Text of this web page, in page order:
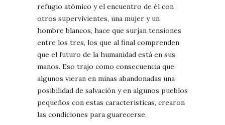
refugio atómico y el encuentro de él con
otros supervivientes, una mujer y un
hombre blancos, hace que surjan tensiones
entre los tres, los que al final comprenden
que el futuro de la humanidad está en sus
manos. Eso trajo como consecuencia que
algunos vieran en minas abandonadas una
posibilidad de salvación y en algunos pueblos
pequeños con estas características, crearon
las condiciones para guarecerse.